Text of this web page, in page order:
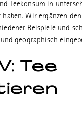
Teekonsum in
Wir ergänzen
Beispiele und
geographisch
Tee